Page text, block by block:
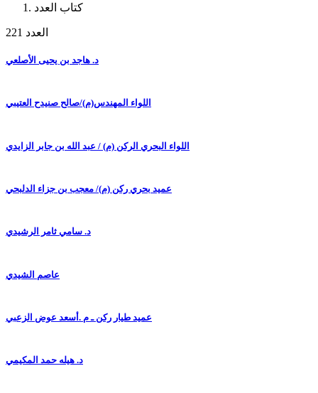
كتاب العدد
العدد 221
د. هاجد بن يحيى الأصلعي
اللواء المهندس(م)/صالح صنيدح العتيبي
اللواء البحري الركن (م) / عبد الله بن جابر الزايدي
عميد بحري ركن (م)/ معجب بن جزاء الدلبحي
د. سامي ثامر الرشيدي
عاصم الشيدي
عميد طيار ركن ـ م .أسعد عوض الزعبي
د. هيله حمد المكيمي